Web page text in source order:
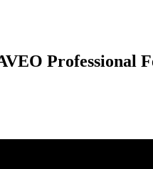
Professional